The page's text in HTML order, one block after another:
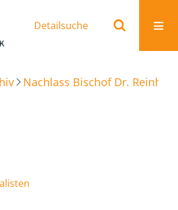
Detailsuche
Nachlass Bischof Dr.